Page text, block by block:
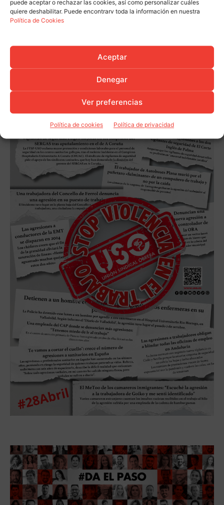
puede aceptar o rechazar las cookies, así como personalizar cuáles
quiere deshabilitar. Puede encontrarv toda la información en nuestra
Política de Cookies
Aceptar
Denegar
Ver preferencias
Política de cookies Política de privacidad